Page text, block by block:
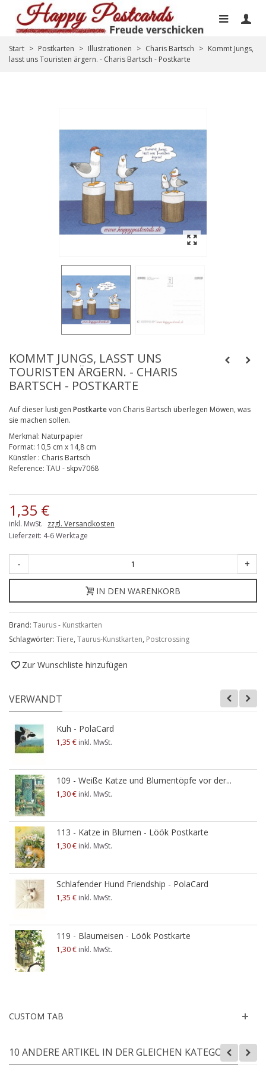
Start > Postkarten > Illustrationen > Charis Bartsch > Kommt Jungs,
lasst uns Touristen ärgern. - Charis Bartsch - Postkarte
KOMMT JUNGS, LASST UNS
TOURISTEN ÄRGERN. - CHARIS
BARTSCH - POSTKARTE
Auf dieser lustigen Postkartevon Charis Bartsch überlegen Möwen, was
sie machen sollen.
Merkmal: Naturpapier
Format: 10,5 cm x 14,8 cm
Künstler : Charis Bartsch
Reference: TAU - skpv7068
1,35 €
inkl. MwSt. zzgl. Versandkosten
Lieferzeit: 4-6 Werktage
- +
IN DEN WARENKORB
Brand: Taurus - Kunstkarten
Schlagwörter: Tiere, Taurus-Kunstkarten, Postcrossing
Zur Wunschliste hinzufügen
VERWANDT
Kuh - PolaCard
1,35 € inkl. MwSt.
109 - Weiße Katze und Blumentöpfe vor der...
1,30 € inkl. MwSt.
113 - Katze in Blumen - Löök Postkarte
1,30 € inkl. MwSt.
Schlafender Hund Friendship - PolaCard
1,35 € inkl. MwSt.
119 - Blaumeisen - Löök Postkarte
1,30 € inkl. MwSt.
CUSTOM TAB
10 ANDERE ARTIKEL IN DER GLEICHEN KATEGORIE: